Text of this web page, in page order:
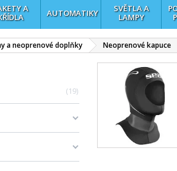
A
AUTOMATIKY
SVĚTLA A
LAMPY
a neoprenové doplňky Neoprenové kapuce
19